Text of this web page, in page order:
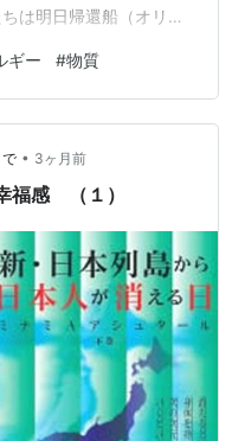
は明日帰還船（オリョ
や機器を点検してメン
のたちはスリープ状態
は、ほぼ完了しまし
最後のミッション完了
レー…
ギー #物質
• 3ヶ月前
福感 （１）